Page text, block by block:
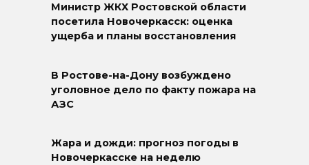
Министр ЖКХ Ростовской области
посетила Новочеркасск: оценка
ущерба и планы восстановления
В Ростове-на-Дону возбуждено
уголовное дело по факту пожара на
АЗС
Жара и дожди: прогноз погоды в
Новочеркасске на неделю